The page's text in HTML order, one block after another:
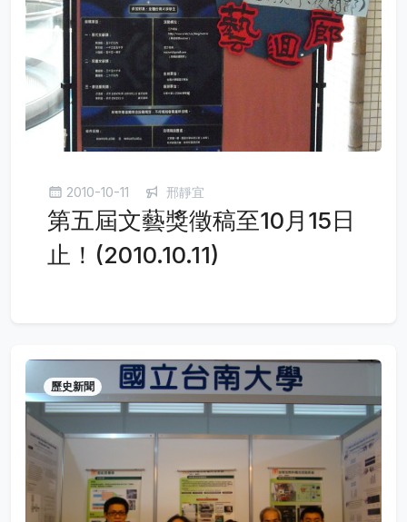
2010-10-11 邢靜宜
第五屆文藝獎徵稿至10月15日
止！(2010.10.11)
歷史新聞